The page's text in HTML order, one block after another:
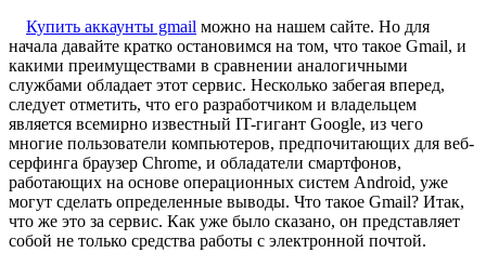
Купить аккаунты gmail можно на нашем сайте. Но для
начала давайте кратко остановимся на том, что такое Gmail, и
какими преимуществами в сравнении аналогичными
службами обладает этот сервис. Несколько забегая вперед,
следует отметить, что его разработчиком и владельцем
является всемирно известный IT-гигант Google, из чего
многие пользователи компьютеров, предпочитающих для веб-
серфинга браузер Chrome, и обладатели смартфонов,
работающих на основе операционных систем Android, уже
могут сделать определенные выводы. Что такое Gmail? Итак,
что же это за сервис. Как уже было сказано, он представляет
собой не только средства работы с электронной почтой.